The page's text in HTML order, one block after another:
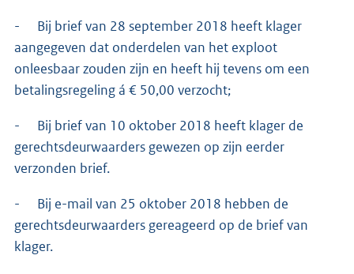
- Bij brief van 28 september 2018 heeft klager
aangegeven dat onderdelen van het exploot
onleesbaar zouden zijn en heeft hij tevens om een
betalingsregeling á € 50,00 verzocht;
- Bij brief van 10 oktober 2018 heeft klager de
gerechtsdeurwaarders gewezen op zijn eerder
verzonden brief.
- Bij e-mail van 25 oktober 2018 hebben de
gerechtsdeurwaarders gereageerd op de brief van
klager.